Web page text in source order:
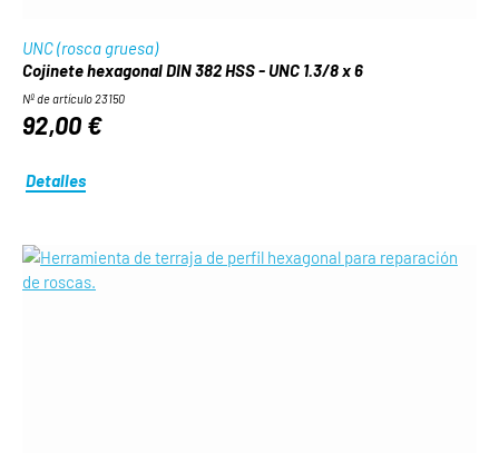
UNC (rosca gruesa)
Cojinete hexagonal DIN 382 HSS - UNC 1.3/8 x 6
Nº de artículo 23150
92,00 €
Detalles